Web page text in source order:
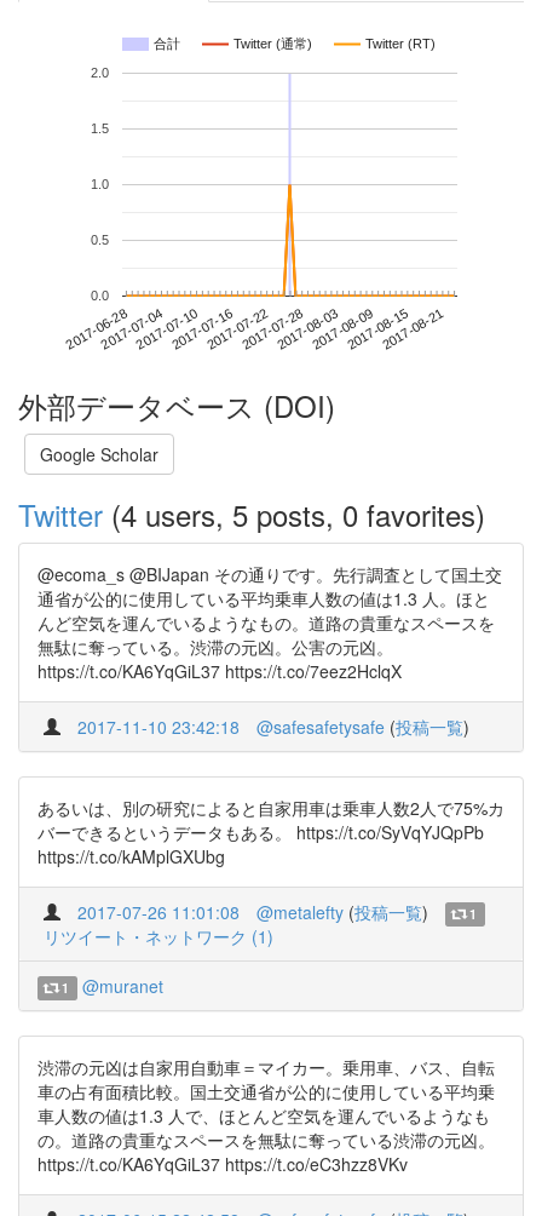
合計 Twitter (通常) Twitter (RT)
2017-06-282017-07-042017-07-102017-07-162017-07-222017-07-282017-08-032017-08-092017-08-152017-08-21
0.0
0.5
1.0
1.5
2.0
外部データベース (DOI)
Google Scholar
Twitter (4 users, 5 posts, 0 favorites)
@ecoma_s @BIJapan その通りです。先行調査として国土交
通省が公的に使用している平均乗車人数の値は1.3 人。ほと
んど空気を運んでいるようなもの。道路の貴重なスペースを
無駄に奪っている。渋滞の元凶。公害の元凶。
https://t.co/KA6YqGiL37 https://t.co/7eez2HclqX
2017-11-10 23:42:18 @safesafetysafe (投稿一覧)
あるいは、別の研究によると自家用車は乗車人数2人で75%カ
バーできるというデータもある。 https://t.co/SyVqYJQpPb
https://t.co/kAMplGXUbg
2017-07-26 11:01:08 @metalefty (投稿一覧) 1
リツイート・ネットワーク (1)
1 @muranet
渋滞の元凶は自家用自動車＝マイカー。乗用車、バス、自転
車の占有面積比較。国土交通省が公的に使用している平均乗
車人数の値は1.3 人で、ほとんど空気を運んでいるようなも
の。道路の貴重なスペースを無駄に奪っている渋滞の元凶。
https://t.co/KA6YqGiL37 https://t.co/eC3hzz8VKv